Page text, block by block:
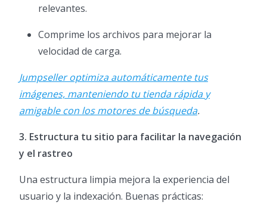
relevantes.
Comprime los archivos para mejorar la
velocidad de carga.
Jumpseller optimiza automáticamente tus
imágenes, manteniendo tu tienda rápida y
amigable con los motores de búsqueda.
3. Estructura tu sitio para facilitar la navegación
y el rastreo
Una estructura limpia mejora la experiencia del
usuario y la indexación. Buenas prácticas: